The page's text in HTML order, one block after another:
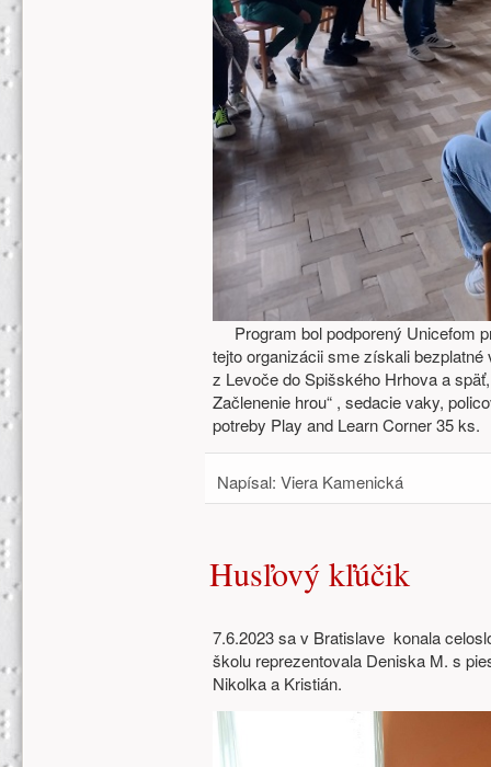
Program bol podporený Unicefom
tejto organizácii sme získali
z Levoče do Spišského Hrhova a
Začlenenie hrou“ , sedacie vaky,
potreby Play and Learn Corner 35 ks.
Napísal:Viera Kamenická
Husľový kľúčik
7.6.2023 sa v Bratislave konala
školu reprezentovala Deniska M. s
Nikolka a Kristián.